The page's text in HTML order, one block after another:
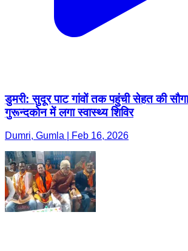
डुमरी: सुदूर पाट गांवों तक पहुंची सेहत की
गुरून्दकोन में लगा स्वास्थ्य शिविर
Dumri, Gumla | Feb 16, 2026